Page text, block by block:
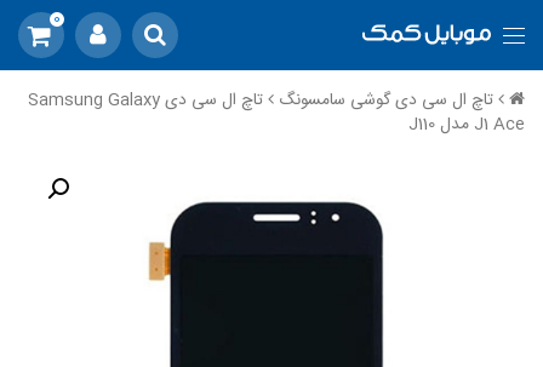
0
تاچ ال سی دی گوشی سامسونگ
تاچ ال سی دی Samsung Galaxy
J1 Ace مدل J110